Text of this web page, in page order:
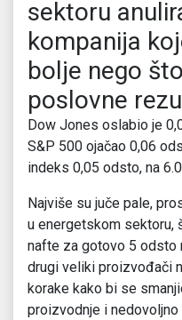
sektoru
kompanija
bolje nego
poslovne
Dow Jones oslabio je
S&P 500 ojačao 0,06
indeks 0,05 odsto, na
Najviše su juče pale,
u energetskom sektoru,
nafte za gotovo 5 odsto
drugi veliki proizvođači
korake kako bi se
proizvodnje i